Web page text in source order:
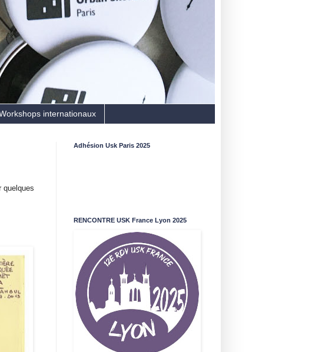
internationaux
quelques
Adhésion Usk Paris 2025
RENCONTRE USK France Lyon 2025